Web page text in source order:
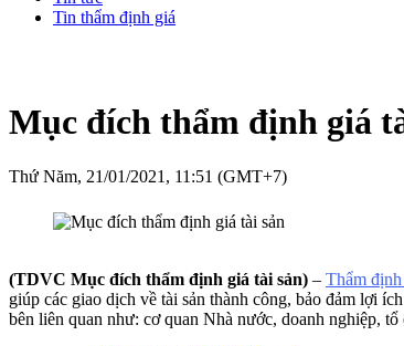
Tin thẩm định giá
Mục đích thẩm định giá
Thứ Năm, 21/01/2021, 11:51 (GMT+7)
(TDVC Mục đích thẩm định giá tài sản) – Thẩm định
giúp các giao dịch về tài sản thành công, bảo đảm lợi
bên liên quan như: cơ quan Nhà nước, doanh nghiệp, tổ